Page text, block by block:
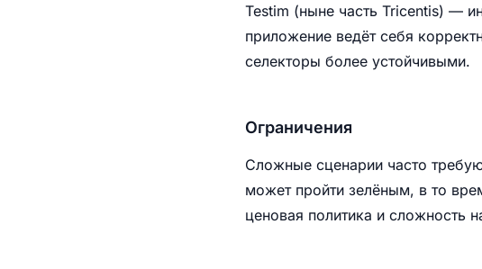
Testim (ныне часть Tricentis) —
приложение ведёт себя
селекторы более устойчивыми.
Ограничения
Сложные сценарии часто
может пройти зелёным, в то
ценовая политика и сложность